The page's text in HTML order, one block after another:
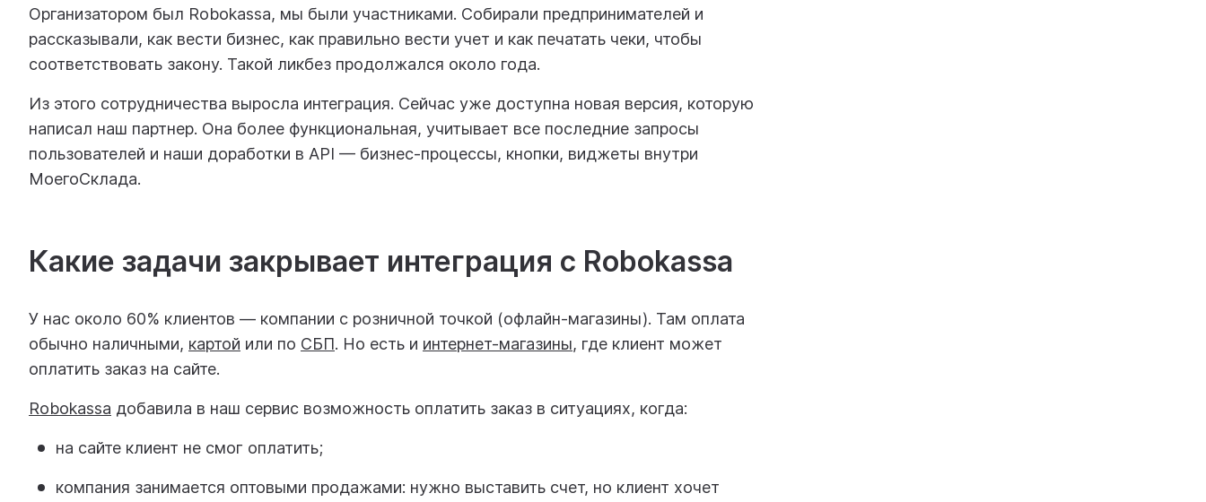
Организатором был Robokassa, мы были участниками. Собирали предпринимателей и
рассказывали, как вести бизнес, как правильно вести учет и как печатать чеки, чтобы
соответствовать закону. Такой ликбез продолжался около года.
Из этого сотрудничества выросла интеграция. Сейчас уже доступна новая версия, которую
написал наш партнер. Она более функциональная, учитывает все последние запросы
пользователей и наши доработки в API — бизнес-процессы, кнопки, виджеты внутри
МоегоСклада.
Какие задачи закрывает интеграция с Robokassa
У нас около 60% клиентов — компании с розничной точкой (офлайн-магазины). Там оплата
обычно наличными, картой или по СБП. Но есть и интернет-магазины, где клиент может
оплатить заказ на сайте.
Robokassa добавила в наш сервис возможность оплатить заказ в ситуациях, когда:
на сайте клиент не смог оплатить;
компания занимается оптовыми продажами: нужно выставить счет, но клиент хочет